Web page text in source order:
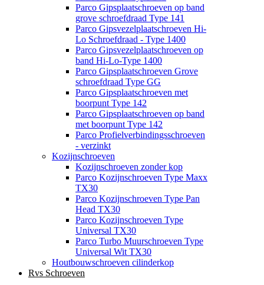
Parco Gipsplaatschroeven op band
grove schroefdraad Type 141
Parco Gipsvezelplaatschroeven Hi-
Lo Schroefdraad - Type 1400
Parco Gipsvezelplaatschroeven op
band Hi-Lo-Type 1400
Parco Gipsplaatschroeven Grove
schroefdraad Type GG
Parco Gipsplaatschroeven met
boorpunt Type 142
Parco Gipsplaatschroeven op band
met boorpunt Type 142
Parco Profielverbindingsschroeven
- verzinkt
Kozijnschroeven
Kozijnschroeven zonder kop
Parco Kozijnschroeven Type Maxx
TX30
Parco Kozijnschroeven Type Pan
Head TX30
Parco Kozijnschroeven Type
Universal TX30
Parco Turbo Muurschroeven Type
Universal Wit TX30
Houtbouwschroeven cilinderkop
Rvs Schroeven